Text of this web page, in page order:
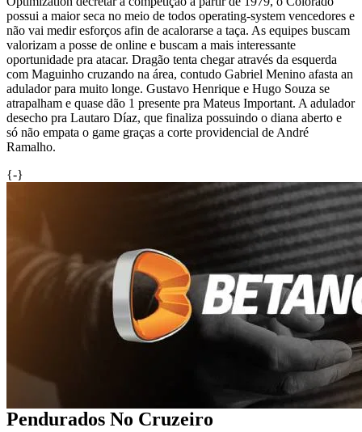
possui a maior seca no meio de todos operating-system vencedores e
não vai medir esforços afin de acalorarse a taça. As equipes buscam
valorizam a posse de online e buscam a mais interessante
oportunidade pra atacar. Dragão tenta chegar através da esquerda
com Maguinho cruzando na área, contudo Gabriel Menino afasta an
adulador para muito longe. Gustavo Henrique e Hugo Souza se
atrapalham e quase dão 1 presente pra Mateus Important. A adulador
desecho pra Lautaro Díaz, que finaliza possuindo o diana aberto e
só não empata o game graças a corte providencial de André
Ramalho.
{-}
Pendurados No Cruzeiro